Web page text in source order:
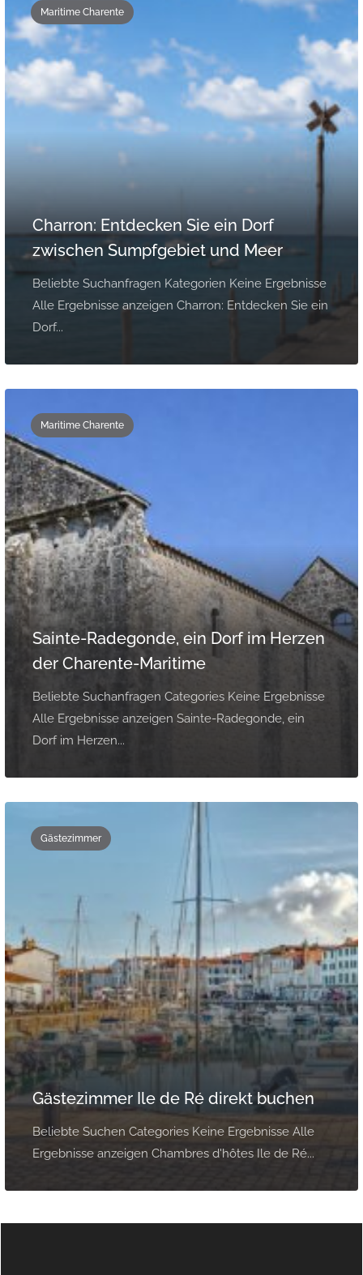
Maritime Charente
Charron: Entdecken Sie ein Dorf
zwischen Sumpfgebiet und Meer
Beliebte Suchanfragen Kategorien Keine Ergebnisse
Alle Ergebnisse anzeigen Charron: Entdecken Sie ein
Dorf...
Maritime Charente
Sainte-Radegonde, ein Dorf im Herzen
der Charente-Maritime
Beliebte Suchanfragen Categories Keine Ergebnisse
Alle Ergebnisse anzeigen Sainte-Radegonde, ein
Dorf im Herzen...
Gästezimmer
Gästezimmer Ile de Ré direkt buchen
Beliebte Suchen Categories Keine Ergebnisse Alle
Ergebnisse anzeigen Chambres d'hôtes Ile de Ré...